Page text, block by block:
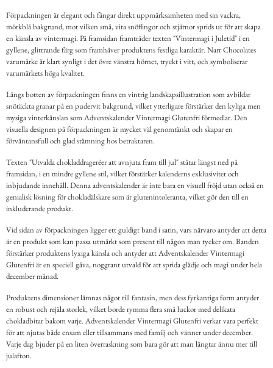
Förpackningen är elegant och fångar direkt uppmärksamheten med sin vackra,
mörkblå bakgrund, mot vilken små, vita snöflingor och stjärnor sprids ut för att skapa
en känsla av vintermagi. På framsidan framträder texten "Vintermagi i Juletid" i en
gyllene, glittrande färg som framhäver produktens festliga karaktär. Narr Chocolates
varumärke är klart synligt i det övre vänstra hörnet, tryckt i vitt, och symboliserar
varumärkets höga kvalitet.
Längs botten av förpackningen finns en vintrig landskapsillustration som avbildar
snötäckta granar på en pudervit bakgrund, vilket ytterligare förstärker den kyliga men
mysiga vinterkänslan som Adventskalender Vintermagi Glutenfri förmedlar. Den
visuella designen på förpackningen är mycket väl genomtänkt och skapar en
förväntansfull och glad stämning hos betraktaren.
Texten "Utvalda chokladdrageréer att avnjuta fram till jul" ståtar längst ned på
framsidan, i en mindre gyllene stil, vilket förstärker kalenderns exklusivitet och
inbjudande innehåll. Denna adventskalender är inte bara en visuell fröjd utan också en
genialisk lösning för chokladälskare som är glutenintoleranta, vilket gör den till en
inkluderande produkt.
Vid sidan av förpackningen ligger ett guldigt band i satin, vars närvaro antyder att detta
är en produkt som kan passa utmärkt som present till någon man tycker om. Banden
förstärker produktens lyxiga känsla och antyder att Adventskalender Vintermagi
Glutenfri är en speciell gåva, noggrant utvald för att sprida glädje och magi under hela
december månad.
Produktens dimensioner lämnas något till fantasin, men dess fyrkantiga form antyder
en robust och rejäla storlek, vilket borde rymma flera små luckor med delikata
chokladbitar bakom varje. Adventskalender Vintermagi Glutenfri verkar vara perfekt
för att njutas både ensam eller tillsammans med familj och vänner under december.
Varje dag bjuder på en liten överraskning som bara gör att man längtar ännu mer till
julafton.